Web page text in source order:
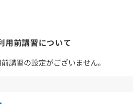
用前講習について
講習の設定がございません。